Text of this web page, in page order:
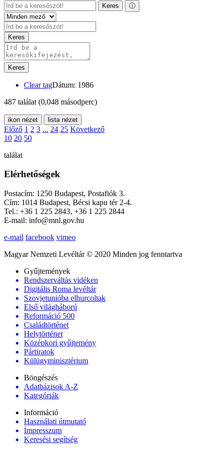
Keres ⓘ
Keres
Keres
Clear tagDátum: 1986
487 találat (0,048 másodperc)
ikon nézet lista nézet
Előző 1 2 3 ... 24 25 Következő
10 20 50
találat
Elérhetőségek
Postacím: 1250 Budapest, Postafiók 3.
Cím: 1014 Budapest, Bécsi kapu tér 2-4.
Tel.: +36 1 225 2843, +36 1 225 2844
E-mail: info@mnl.gov.hu
e-mail facebook vimeo
Magyar Nemzeti Levéltár © 2020 Minden jog fenntartva
Gyűjtemények
Rendszerváltás vidéken
Digitális Roma levéltár
Szovjetunióba elhurcoltak
Első világháború
Reformáció 500
Családtörténet
Helytörténet
Középkori gyűjtemény
Pártiratok
Külügyminisztérium
Böngészés
Adatbázisok A-Z
Kategóriák
Információ
Használati útmutató
Impresszum
Keresési segítség